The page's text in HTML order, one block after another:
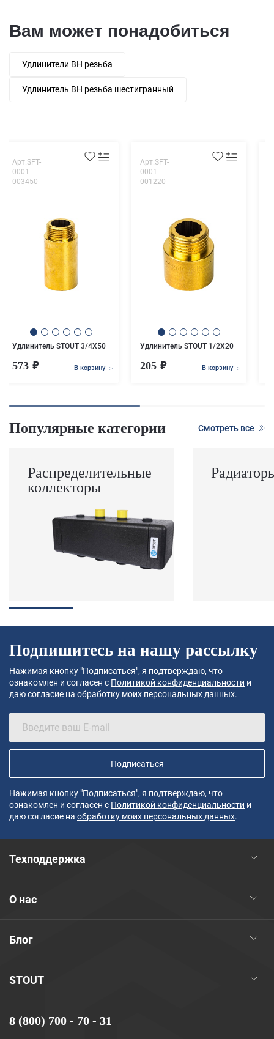
Вам может понадобиться
Удлинители ВН резьба
Удлинитель ВН резьба шестигранный
Арт.SFT-
0001-
003450
Удлинитель STOUT 3/4X50
573 В корзину
Арт.SFT-
0001-
001220
Удлинитель STOUT 1/2X20
205 В корзину
Популярные категории Смотреть все
Распределительные
коллекторы
Подпишитесь на нашу рассылку
Нажимая кнопку "Подписаться", я подтверждаю, что
ознакомлен и согласен с Политикой конфиденциальности и
даю согласие на обработку моих персональных данных.
Подписаться
Нажимая кнопку "Подписаться", я подтверждаю, что
ознакомлен и согласен с Политикой конфиденциальности и
даю согласие на обработку моих персональных данных.
8 (800) 700 - 70 - 31
STOUT
Блог
О нас
Техподдержка